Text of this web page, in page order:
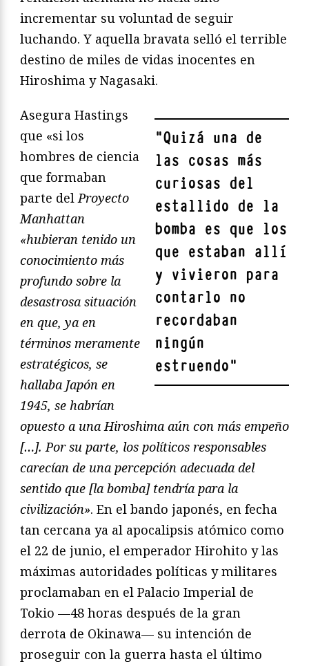
incrementar su voluntad de seguir
luchando. Y aquella bravata selló el terrible
destino de miles de vidas inocentes en
Hiroshima y Nagasaki.
"Quizá una de
las cosas más
curiosas del
estallido de la
bomba es que los
que estaban allí
y vivieron para
contarlo no
recordaban
ningún
estruendo"
Asegura Hastings
que «si los
hombres de ciencia
que formaban
parte delProyecto
Manhattan
«hubieran tenido un
conocimiento más
profundo sobre la
desastrosa situación
en que, ya en
términos meramente
estratégicos, se
hallaba Japón en
1945, se habrían
opuesto a una Hiroshima aún con más empeño
[…]. Por su parte, los políticos responsables
carecían de una percepción adecuada del
sentido que [la bomba] tendría para la
civilización». En el bando japonés, en fecha
tan cercana ya al apocalipsis atómico como
el 22 de junio, el emperador Hirohito y las
máximas autoridades políticas y militares
proclamaban en el Palacio Imperial de
Tokio —48 horas después de la gran
derrota de Okinawa— su intención de
proseguir con la guerra hasta el último